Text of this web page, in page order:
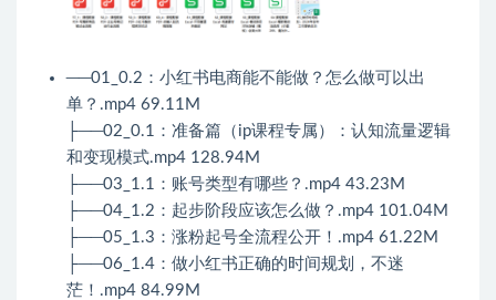
──01_0.2：小红书电商能不能做？怎么做可以出
单？.mp4 69.11M
├──02_0.1：准备篇（ip课程专属）：认知流量逻辑
和变现模式.mp4 128.94M
├──03_1.1：账号类型有哪些？.mp4 43.23M
├──04_1.2：起步阶段应该怎么做？.mp4 101.04M
├──05_1.3：涨粉起号全流程公开！.mp4 61.22M
├──06_1.4：做小红书正确的时间规划，不迷
茫！.mp4 84.99M